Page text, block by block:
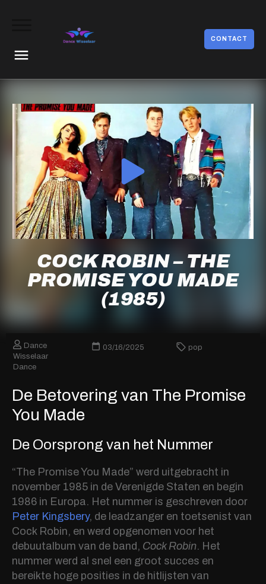
CONTACT
COCK ROBIN – THE
PROMISE YOU MADE
(1985)
Dance
Wisselaar
Dance
03/16/2025 pop
De Betovering van The Promise
You Made
De Oorsprong van het Nummer
“The Promise You Made” werd uitgebracht in
november 1985 in de Verenigde Staten en begin
1986 in Europa. Het nummer is geschreven door
Peter Kingsbery, de leadzanger en toetsenist van
Cock Robin, en werd opgenomen voor het
debuutalbum van de band, Cock Robin. Het
nummer werd al snel een groot succes en
bereikte hoge posities in de hitlijsten van